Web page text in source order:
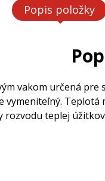
Popis položky
vakom určená
Teplotá
rozvodu teplej